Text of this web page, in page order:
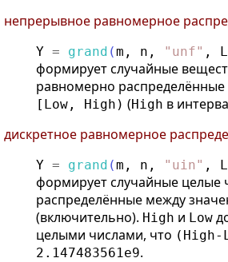
непрерывное равномерное
Y = grand (m , n , " unf" ,
формирует случайные
равномерно распределённые
[Low, High) (High в
дискретное равномерное
Y = grand (m , n , " uin" ,
формирует случайные целые
распределённые между
(включительно). High и Low
целыми числами, что (High-
2.147483561e9.